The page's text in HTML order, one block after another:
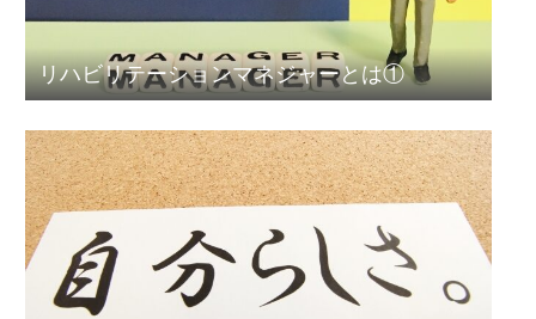
リハビリテーションマネジャーとは①